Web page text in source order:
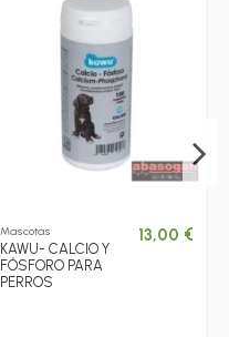
Mascotas
KAWU- CALCIO Y
FÓSFORO PARA
PERROS
13,00 €